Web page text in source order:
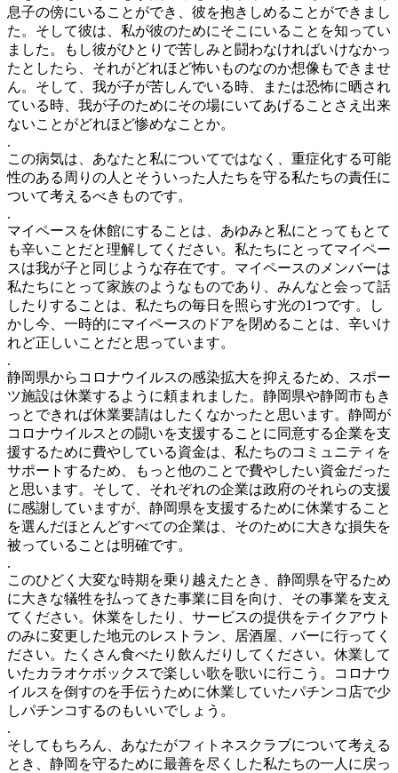
息子の傍にいることができ、彼を抱きしめることができまし
た。そして彼は、私が彼のためにそこにいることを知ってい
ました。もし彼がひとりで苦しみと闘わなければいけなかっ
たとしたら、それがどれほど怖いものなのか想像もできませ
ん。そして、我が子が苦しんでいる時、または恐怖に晒され
ている時、我が子のためにその場にいてあげることさえ出来
ないことがどれほど惨めなことか。
.
この病気は、あなたと私についてではなく、重症化する可能
性のある周りの人とそういった人たちを守る私たちの責任に
ついて考えるべきものです。
.
マイペースを休館にすることは、あゆみと私にとってもとて
も辛いことだと理解してください。私たちにとってマイペー
スは我が子と同じような存在です。マイペースのメンバーは
私たちにとって家族のようなものであり、みんなと会って話
したりすることは、私たちの毎日を照らす光の1つです。し
かし今、一時的にマイペースのドアを閉めることは、辛いけ
れど正しいことだと思っています。
.
静岡県からコロナウイルスの感染拡大を抑えるため、スポー
ツ施設は休業するように頼まれました。静岡県や静岡市もき
っとできれば休業要請はしたくなかったと思います。静岡が
コロナウイルスとの闘いを支援することに同意する企業を支
援するために費やしている資金は、私たちのコミュニティを
サポートするため、もっと他のことで費やしたい資金だった
と思います。そして、それぞれの企業は政府のそれらの支援
に感謝していますが、静岡県を支援するために休業すること
を選んだほとんどすべての企業は、そのために大きな損失を
被っていることは明確です。
.
このひどく大変な時期を乗り越えたとき、静岡県を守るため
に大きな犠牲を払ってきた事業に目を向け、その事業を支え
てください。休業をしたり、サービスの提供をテイクアウト
のみに変更した地元のレストラン、居酒屋、バーに行ってく
ださい。たくさん食べたり飲んだりしてください。休業して
いたカラオケボックスで楽しい歌を歌いに行こう。コロナウ
イルスを倒すのを手伝うために休業していたパチンコ店で少
しパチンコするのもいいでしょう。
.
そしてもちろん、あなたがフィトネスクラブについて考える
とき、静岡を守るために最善を尽くした私たちの一人に戻っ